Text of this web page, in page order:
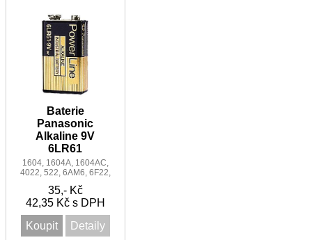
Baterie
Panasonic
Alkaline 9V
6LR61
1604, 1604A, 1604AC,
4022, 522, 6AM6, 6F22,
A1604, BLOC, CLR6,
K9V, KA9, LR22, MN1
35,- Kč
42,35 Kč s DPH
Koupit
Detaily